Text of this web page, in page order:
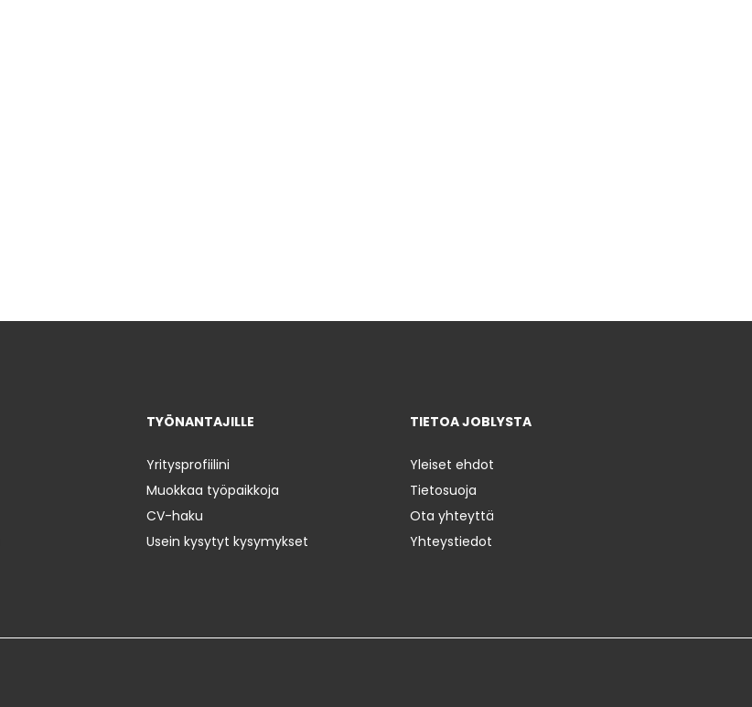
TYÖNANTAJILLE
Yritysprofiilini
Muokkaa työpaikkoja
CV-haku
Usein kysytyt kysymykset
TIETOA JOBLYSTA
Yleiset ehdot
Tietosuoja
Ota yhteyttä
Yhteystiedot